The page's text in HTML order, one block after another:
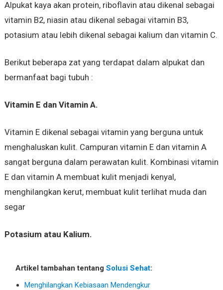
Alpukat kaya akan protein, riboflavin atau dikenal sebagai
vitamin B2, niasin atau dikenal sebagai vitamin B3,
potasium atau lebih dikenal sebagai kalium dan vitamin C.
Berikut beberapa zat yang terdapat dalam alpukat dan
bermanfaat bagi tubuh :
Vitamin E dan Vitamin A.
Vitamin E dikenal sebagai vitamin yang berguna untuk
menghaluskan kulit. Campuran vitamin E dan vitamin A
sangat berguna dalam perawatan kulit. Kombinasi vitamin
E dan vitamin A membuat kulit menjadi kenyal,
menghilangkan kerut, membuat kulit terlihat muda dan
segar
Potasium atau Kalium.
Artikel tambahan tentang Solusi Sehat:
Menghilangkan Kebiasaan Mendengkur